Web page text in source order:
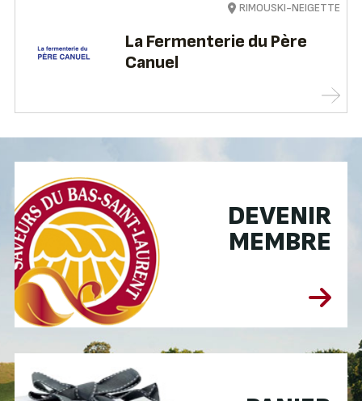
La Fermenterie du Père
Canuel
RIMOUSKI-NEIGETTE
DEVENIR
MEMBRE